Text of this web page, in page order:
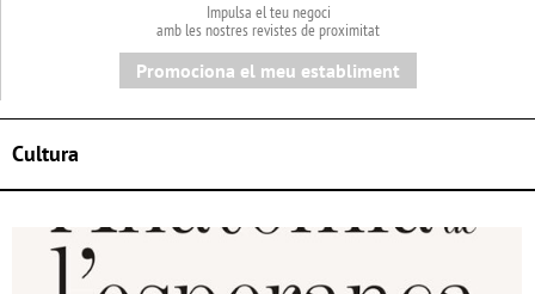
Impulsa el teu negoci
amb les nostres revistes de proximitat
Promociona el meu establiment
Cultura